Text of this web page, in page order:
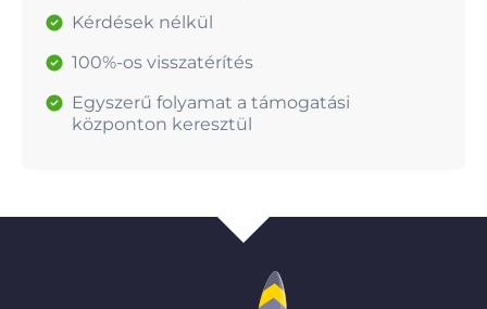
Kérdések nélkül
100%-os visszatérítés
Egyszerű folyamat a támogatási
központon keresztül